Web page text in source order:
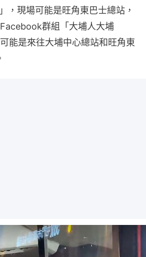
，現場可能是旺角東巴士總站，
群組「大埔人大埔
能是來往大埔中心總站和旺角東